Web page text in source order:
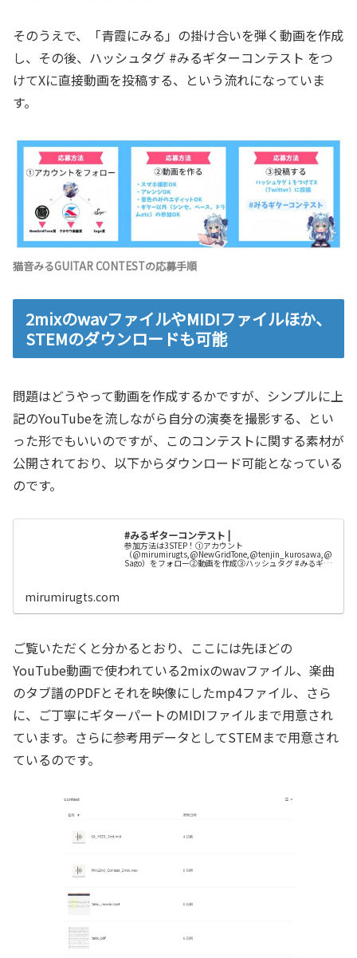
そのうえで、「青霞にみる」の掛け合いを弾く動画を作成
し、その後、ハッシュタグ #みるギターコンテスト をつ
けてXに直接動画を投稿する、という流れになっていま
す。
猫音みるGUITAR CONTESTの応募手順
2mixのwavファイルやMIDIファイルほか、
STEMのダウンロードも可能
問題はどうやって動画を作成するかですが、シンプルに上
記のYouTubeを流しながら自分の演奏を撮影する、とい
った形でもいいのですが、このコンテストに関する素材が
公開されており、以下からダウンロード可能となっている
のです。
#みるギターコンテスト |
参加方法は3STEP！①アカウント
（@mirumirugts,@NewGridTone,@tenjin_kurosawa,@
Sago）をフォロー②動画を作成③ハッシュタグ #みるギタ
mirumirugts.com
ご覧いただくと分かるとおり、ここには先ほどの
YouTube動画で使われている2mixのwavファイル、楽曲
のタブ譜のPDFとそれを映像にしたmp4ファイル、さら
に、ご丁寧にギターパートのMIDIファイルまで用意され
ています。さらに参考用データとしてSTEMまで用意され
ているのです。